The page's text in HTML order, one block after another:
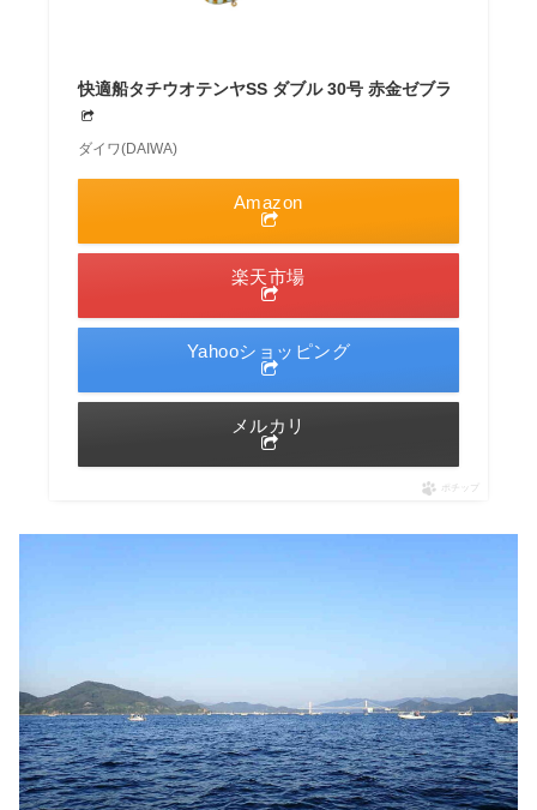
快適船タチウオテンヤSS ダブル 30号 赤金ゼブラ
ダイワ(DAIWA)
Amazon
楽天市場
Yahooショッピング
メルカリ
ポチップ